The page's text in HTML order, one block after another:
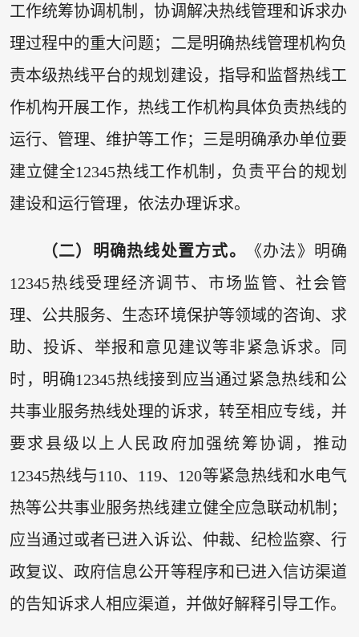
工作统筹协调机制，协调解决热线管理和诉求办
理过程中的重大问题；二是明确热线管理机构负
责本级热线平台的规划建设，指导和监督热线工
作机构开展工作，热线工作机构具体负责热线的
运行、管理、维护等工作；三是明确承办单位要
建立健全12345热线工作机制，负责平台的规划
建设和运行管理，依法办理诉求。
（二）明确热线处置方式。
《办法》明确
12345热线受理经济调节、市场监管、社会管
理、公共服务、生态环境保护等领域的咨询、求
助、投诉、举报和意见建议等非紧急诉求。同
时，明确12345热线接到应当通过紧急热线和公
共事业服务热线处理的诉求，转至相应专线，并
要求县级以上人民政府加强统筹协调，推动
12345热线与110、119、120等紧急热线和水电气
热等公共事业服务热线建立健全应急联动机制；
应当通过或者已进入诉讼、仲裁、纪检监察、行
政复议、政府信息公开等程序和已进入信访渠道
的告知诉求人相应渠道，并做好解释引导工作。